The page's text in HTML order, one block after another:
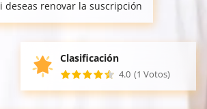
deseas renovar la suscripción
Clasificación
4.0 (1 Votos)